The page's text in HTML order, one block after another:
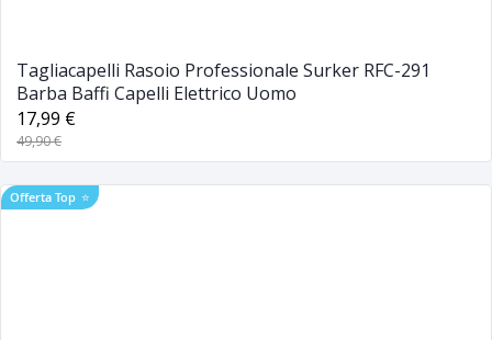
Tagliacapelli Rasoio Professionale Surker RFC-291
Barba Baffi Capelli Elettrico Uomo
17,99 €
49,90 €
Offerta Top ⭐